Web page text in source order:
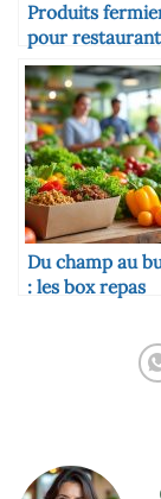
Produits
pour
traiteurs Niort
circuits courts
Du champ au
: les box repas